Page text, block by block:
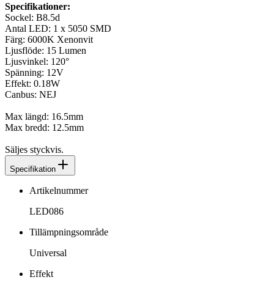
Specifikationer:
Sockel: B8.5d
Antal LED: 1 x 5050 SMD
Färg: 6000K Xenonvit
Ljusflöde: 15 Lumen
Ljusvinkel: 120°
Spänning: 12V
Effekt: 0.18W
Canbus: NEJ
Max längd: 16.5mm
Max bredd: 12.5mm
Säljes styckvis.
Specifikation
Artikelnummer
LED086
Tillämpningsområde
Universal
Effekt